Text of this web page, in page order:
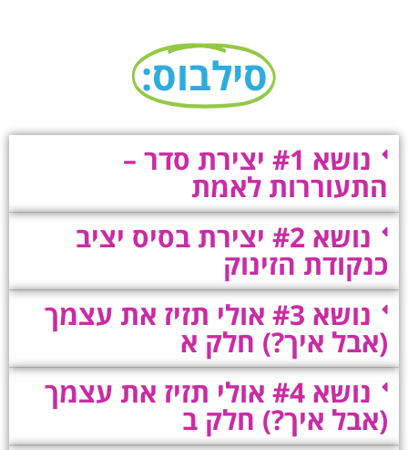
סילבוס:
נושא #1 יצירת סדר –
התעוררות לאמת
נושא #2 יצירת בסיס יציב
כנקודת הזינוק
נושא #3 אולי תזיז את עצמך
(אבל איך?) חלק א
נושא #4 אולי תזיז את עצמך
(אבל איך?) חלק ב